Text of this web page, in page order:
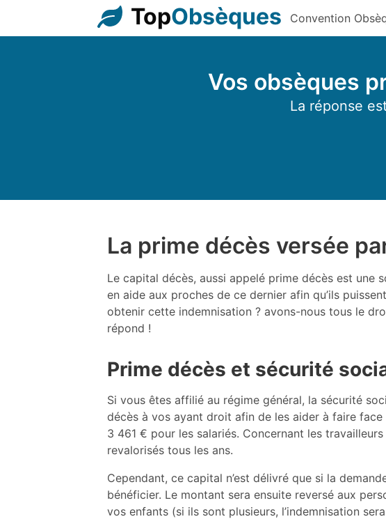
TopObsèques Convention
Vos obsèques
La réponse
La prime décès versée
Le capital décès, aussi appelé prime décès est
en aide aux proches de ce dernier afin qu’ils
obtenir cette indemnisation ? avons-nous tous le
répond !
Prime décès et sécurité
Si vous êtes affilié au régime général, la sécurité
décès à vos ayant droit afin de les aider à faire
3 461 € pour les salariés. Concernant les
revalorisés tous les ans.
Cependant, ce capital n’est délivré que si la
bénéficier. Le montant sera ensuite reversé aux
vos enfants (si ils sont plusieurs, l’indemnisation